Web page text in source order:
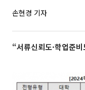
손현경 기자
“서류신뢰도·학업준